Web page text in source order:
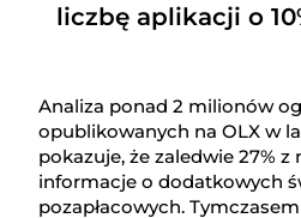
liczbę aplikacji o
Analiza ponad 2 milionów
opublikowanych na OLX w
pokazuje, że zaledwie 27% z
informacje o dodatkowych
pozapłacowych.